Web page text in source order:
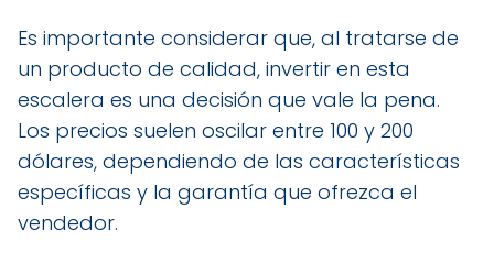
Es importante considerar que, al tratarse de
un producto de calidad, invertir en esta
escalera es una decisión que vale la pena.
Los precios suelen oscilar entre 100 y 200
dólares, dependiendo de las características
específicas y la garantía que ofrezca el
vendedor.